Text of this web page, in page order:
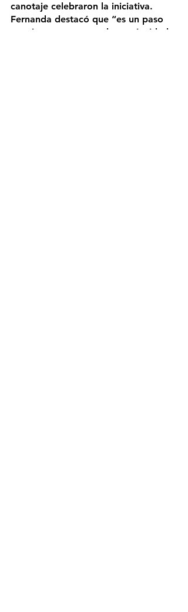
canotaje celebraron la iniciativa.
Fernanda destacó que “es un paso
muy importante para la continuidad